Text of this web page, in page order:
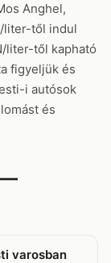
Anghel,
liter-től indul
liter-től kapható
figyeljük és
i autósok
és
—
varosban